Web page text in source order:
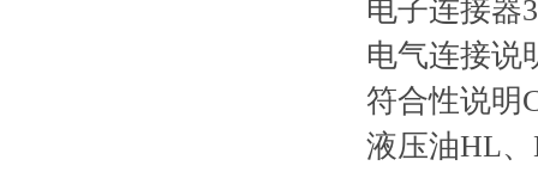
电子连接器
电气连接说
符合性说明
液压油HL